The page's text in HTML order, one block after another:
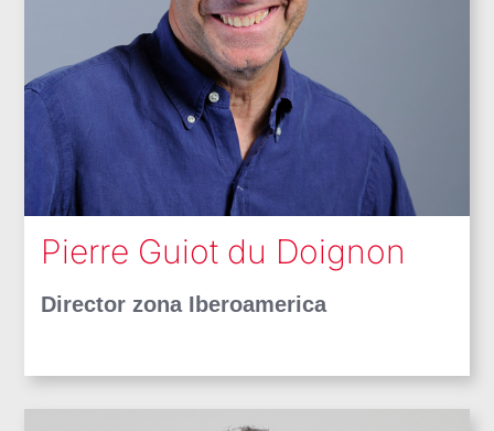
Pierre Guiot du Doignon
Director zona Iberoamerica